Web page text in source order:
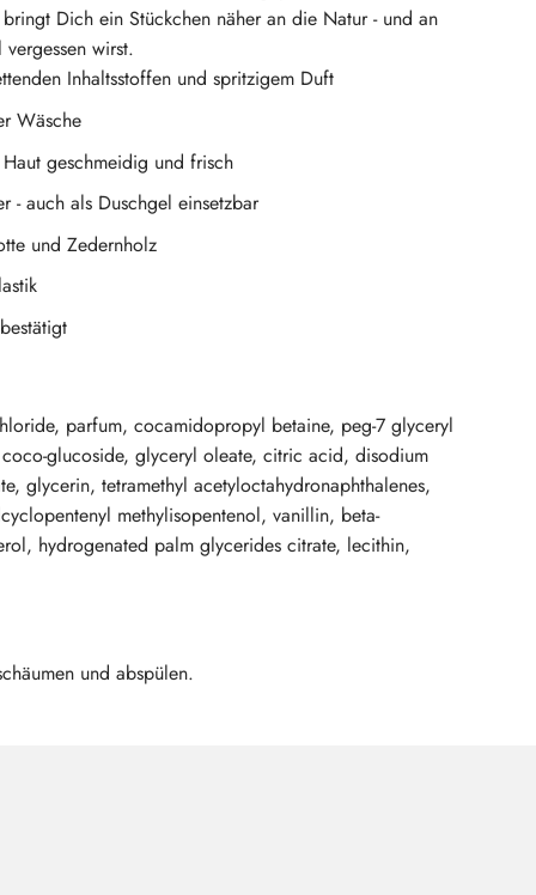
Dich ein Stückchen näher an die Natur - und an
wirst.
Inhaltsstoffen und spritzigem Duft
Wäsche
geschmeidig und frisch
- auch als Duschgel einsetzbar
und Zedernholz
parfum, cocamidopropyl betaine, peg-7 glyceryl
glucoside, glyceryl oleate, citric acid, disodium
glycerin, tetramethyl acetyloctahydronaphthalenes,
methylisopentenol, vanillin, beta-
hydrogenated palm glycerides citrate, lecithin,
und abspülen.